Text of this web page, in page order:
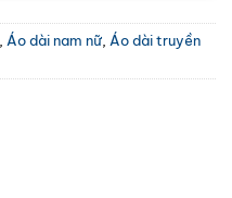
Áo dài nam nữ Áo dài truyền